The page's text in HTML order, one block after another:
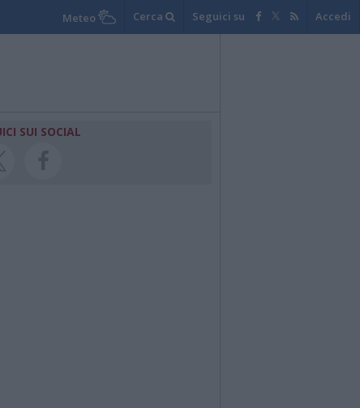
Meteo Cerca Seguici su Accedi
SUI SOCIAL